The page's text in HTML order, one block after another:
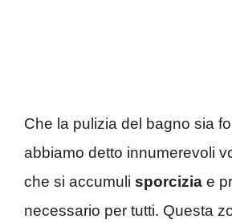
Che la pulizia del bagno sia
abbiamo detto innumerevoli
che si accumuli sporcizia e
necessario per tutti. Questa